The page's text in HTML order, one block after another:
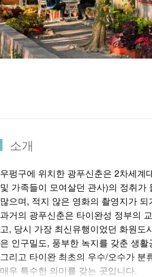
소개
우펑구에 위치한 광푸신춘은 2차세계
및 가족들이 모여살던 관사)의 정취
많으며, 적지 않은 영화의 촬영지가
과거의 광푸신춘은 타이완성 정부의
고, 당시 가장 최신유행이었던 화원
은 인구밀도, 풍부한 녹지를 갖춘 생
그리고 타이완 최초의 우수/오수가
매우 특수한 의미를 갖는 곳입니다.